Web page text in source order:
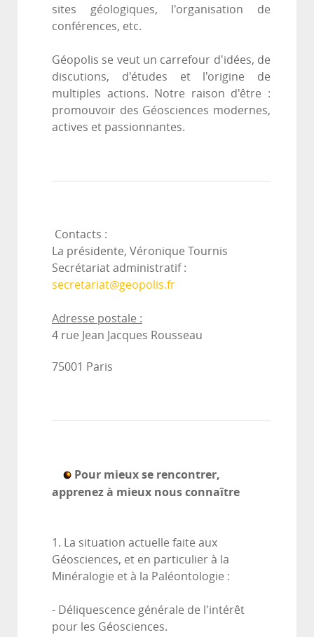
sites géologiques, l'organisation de
conférences, etc.
Géopolis se veut un carrefour d'idées, de
discutions, d'études et l'origine de
multiples actions. Notre raison d'être :
promouvoir des Géosciences modernes,
actives et passionnantes.
Contacts :
La présidente, Véronique Tournis
Secrétariat administratif :
secretariat@geopolis.fr
Adresse postale :
4 rue Jean Jacques Rousseau
75001 Paris
Pour mieux se rencontrer,
apprenez à mieux nous connaître
1. La situation actuelle faite aux
Géosciences, et en particulier à la
Minéralogie et à la Paléontologie :
- Déliquescence générale de l'intérêt
pour les Géosciences.